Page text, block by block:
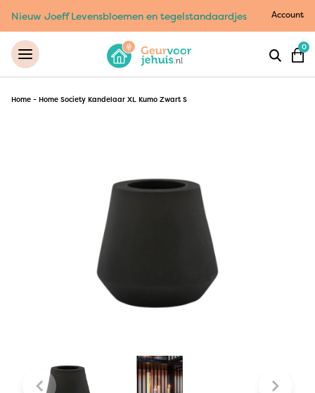
Nieuw Joeff Levensbloemen en tegelstandaardjes Account
0
Home - Home Society Kandelaar XL Kumo Zwart S